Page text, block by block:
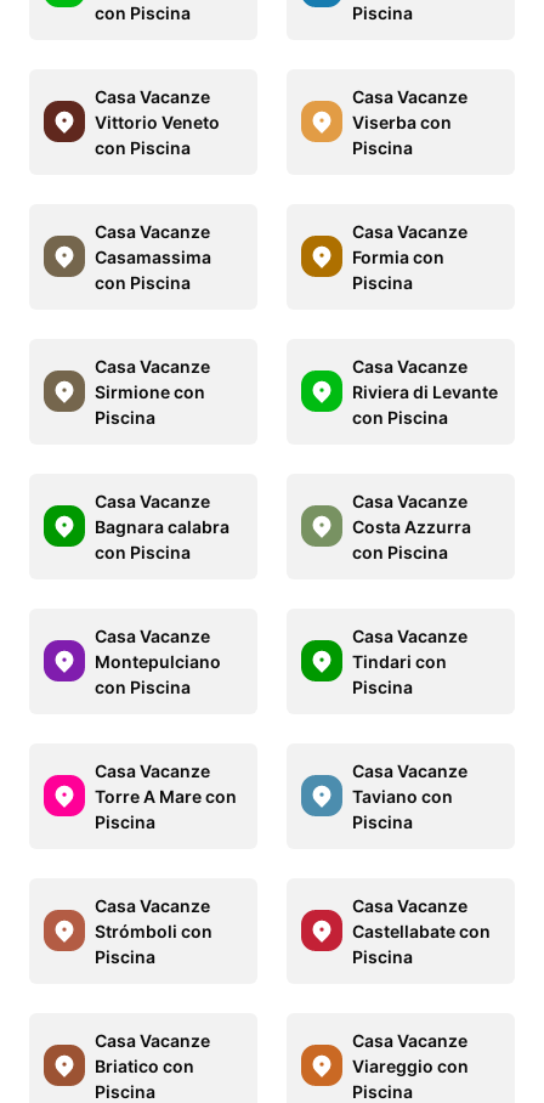
con Piscina
Piscina
Casa Vacanze
Vittorio Veneto
con Piscina
Casa Vacanze
Viserba con
Piscina
Casa Vacanze
Casamassima
con Piscina
Casa Vacanze
Formia con
Piscina
Casa Vacanze
Sirmione con
Piscina
Casa Vacanze
Riviera di Levante
con Piscina
Casa Vacanze
Bagnara calabra
con Piscina
Casa Vacanze
Costa Azzurra
con Piscina
Casa Vacanze
Montepulciano
con Piscina
Casa Vacanze
Tindari con
Piscina
Casa Vacanze
Torre A Mare con
Piscina
Casa Vacanze
Taviano con
Piscina
Casa Vacanze
Strómboli con
Piscina
Casa Vacanze
Castellabate con
Piscina
Casa Vacanze
Briatico con
Piscina
Casa Vacanze
Viareggio con
Piscina